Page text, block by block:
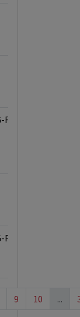
Fonds
Fonds
9 10 ...